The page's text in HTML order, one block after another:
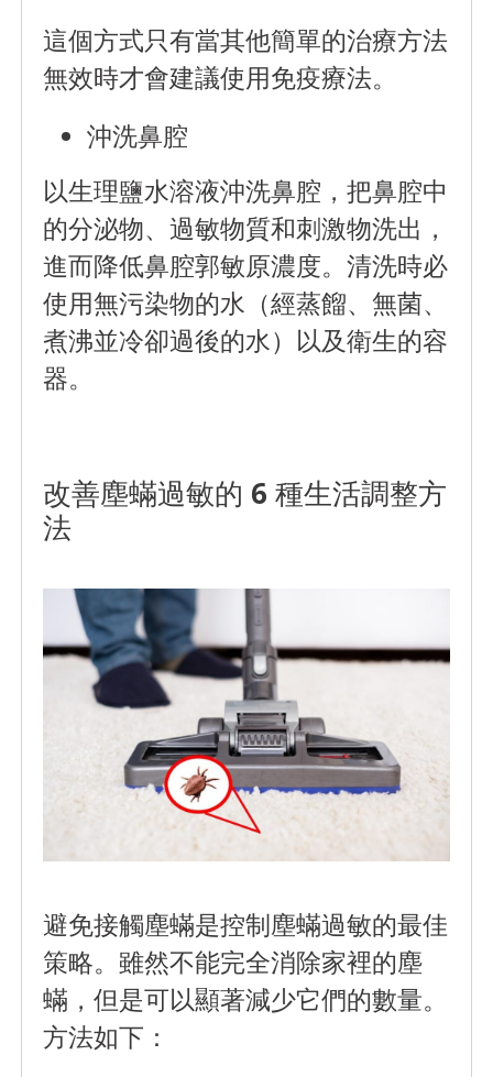
這個方式只有當其他簡單的治療方法
無效時才會建議使用免疫療法。
沖洗鼻腔
以生理鹽水溶液沖洗鼻腔，把鼻腔中
的分泌物、過敏物質和刺激物洗出，
進而降低鼻腔郭敏原濃度。清洗時必
使用無污染物的水（經蒸餾、無菌、
煮沸並冷卻過後的水）以及衛生的容
器。
改善塵蟎過敏的 6 種生活調整方
法
避免接觸塵蟎是控制塵蟎過敏的最佳
策略。雖然不能完全消除家裡的塵
蟎，但是可以顯著減少它們的數量。
方法如下：